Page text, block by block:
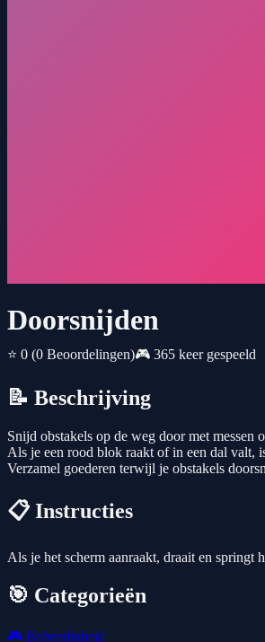
Doorsnijden
⭐ 0 (0 Beoordelingen)🎮 365 keer gespeeld
📝 Beschrijving
Snijd obstakels op de weg door met messen
Als je een rood blok raakt of in een dal valt,
Verzamel goederen terwijl je obstakels
📋 Instructies
Als je het scherm aanraakt, draait en
🎯 Categorieën
🎮 Behendigheid